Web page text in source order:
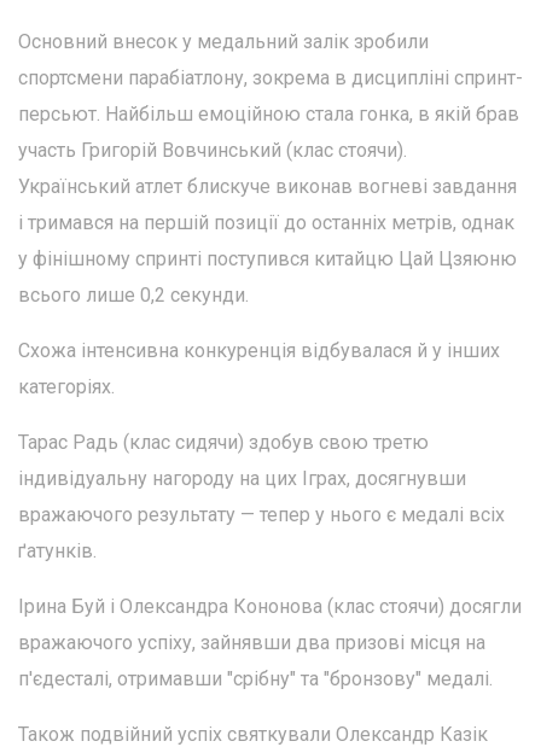
Основний внесок у медальний залік зробили
спортсмени парабіатлону, зокрема в дисципліні спринт-
персьют. Найбільш емоційною стала гонка, в якій брав
участь Григорій Вовчинський (клас стоячи).
Український атлет блискуче виконав вогневі завдання
і тримався на першій позиції до останніх метрів, однак
у фінішному спринті поступився китайцю Цай Цзяюню
всього лише 0,2 секунди.
Схожа інтенсивна конкуренція відбувалася й у інших
категоріях.
Тарас Радь (клас сидячи) здобув свою третю
індивідуальну нагороду на цих Іграх, досягнувши
вражаючого результату — тепер у нього є медалі всіх
ґатунків.
Ірина Буй і Олександра Кононова (клас стоячи) досягли
вражаючого успіху, зайнявши два призові місця на
п'єдесталі, отримавши "срібну" та "бронзову" медалі.
Також подвійний успіх святкували Олександр Казік